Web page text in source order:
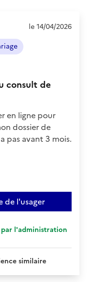
consult de
le 14/04/2026
en ligne pour
dossier de
pas avant 3 mois.
de l'usager
par l'administration
similaire